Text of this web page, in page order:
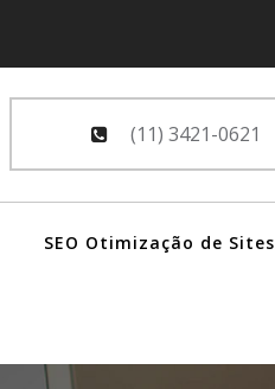
(11) 3421-0621
SEO Otimização de Sites